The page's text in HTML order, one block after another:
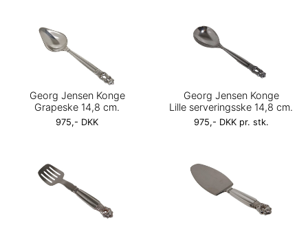
Georg Jensen Konge
Grapeske 14,8 cm.
975,- DKK
Georg Jensen Konge
Lille serveringsske 14,8 cm.
975,- DKK pr. stk.